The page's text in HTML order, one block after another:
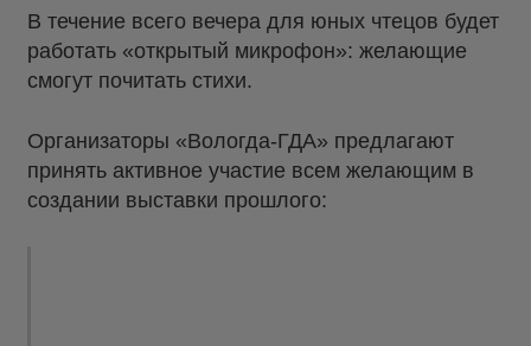
В течение всего вечера для юных чтецов будет
работать «открытый микрофон»: желающие
смогут почитать стихи.
Организаторы «Вологда-ГДА» предлагают
принять активное участие всем желающим в
создании выставки прошлого: